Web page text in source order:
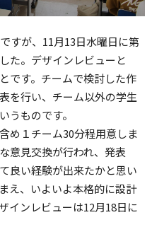
すが、11月13日水曜日に第
た。デザインレビューと
です。チームで検討した作
を行い、チーム以外の学生
うものです。
め１チーム30分程用意しま
意見交換が行われ、発表
良い経験が出来たかと思い
え、いよいよ本格的に設計
インレビューは12月18日に